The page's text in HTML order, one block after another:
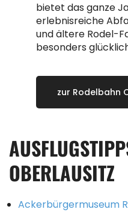
bietet das ganze
erlebnisreiche
und ältere Rodel-
besonders
zur Rodelbahn
OBERLAUSITZ
Ackerbürgermuseum